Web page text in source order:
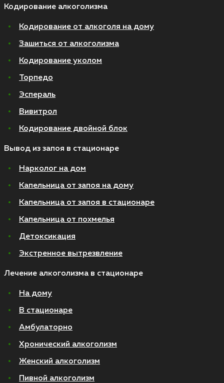
Кодирование алкоголизма
Кодирование от алкоголя на дому
Зашиться от алкоголизма
Кодирование уколом
Торпедо
Эспераль
Вивитрол
Кодирование двойной блок
Вывод из запоя в стационаре
Нарколог на дом
Капельница от запоя на дому
Капельница от запоя в стационаре
Капельница от похмелья
Детоксикация
Экстренное вытрезвление
Лечение алкоголизма в стационаре
На дому
В стационаре
Амбулаторно
Хронический алкоголизм
Женский алкоголизм
Пивной алкоголизм